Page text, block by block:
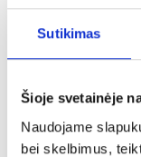
Sutikimas
Šioje svetainėje
Naudojame
bei skelbimus,
Vellore kiliminė
97,25 €
PALYGINTI